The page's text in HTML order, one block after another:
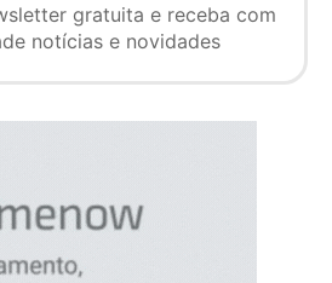
gratuita e receba com
notícias e novidades